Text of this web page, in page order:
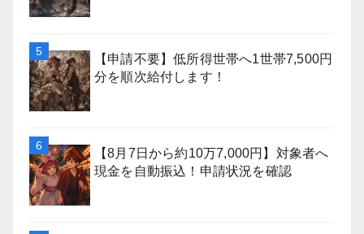
【申請不要】低所得世帯へ1世帯7,500円
分を順次給付します！
【8月7日から約10万7,000円】対象者へ
現金を自動振込！申請状況を確認